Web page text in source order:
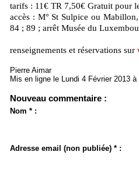
tarifs : 11€ TR 7,50€ Gratuit pour
accès : M° St Sulpice ou
84 ; 89 ; arrêt Musée du
renseignements et réservations sur
Pierre Aimar
Mis en ligne le Lundi 4 Février 2013
Nouveau commentaire :
Nom * :
Adresse email (non publiée) * :